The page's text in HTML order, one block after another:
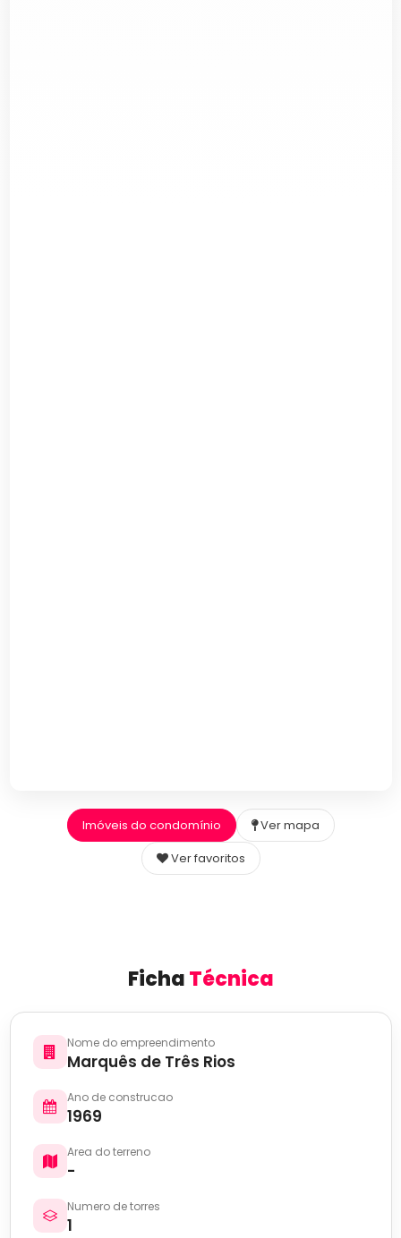
Imóveis do condomínio
Ver mapa
Ver favoritos
FichaTécnica
Nome do empreendimento
Marquês de Três Rios
Ano de construcao
1969
Area do terreno
-
Numero de torres
1